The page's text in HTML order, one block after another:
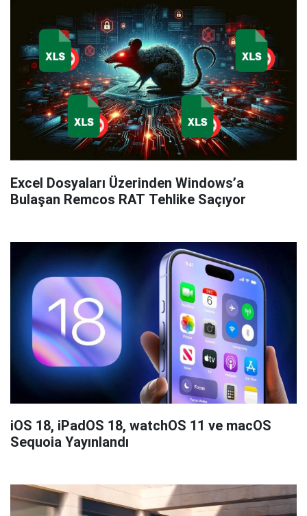
Excel Dosyaları Üzerinden Windows’a
Bulaşan Remcos RAT Tehlike Saçıyor
iOS 18, iPadOS 18, watchOS 11 ve macOS
Sequoia Yayınlandı